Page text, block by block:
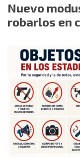
Nuevo
robarlos en